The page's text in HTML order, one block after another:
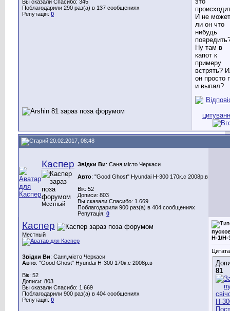
Вы сказали Спасибо: 345
Поблагодарили 290 раз(а) в 137 сообщениях
Репутація: 0
И не может
ли он что
нибудь
Ну там в
капот к
примеру
встрять?
он просто
и выпал?
20.02.2017, 08:48
Каспер
Местный
Звідки Ви: Саня,місто Черкаси
Авто: "Good Ghost" Hyundai H-300 170к.с 2008р.в
Вік: 52
Дописи: 803
Вы сказали Спасибо: 1.669
Поблагодарили 900 раз(а) в 404 сообщениях
Репутація: 0
Каспер
Местный
Звідки Ви: Саня,місто Черкаси
Авто: "Good Ghost" Hyundai H-300 170к.с 2008р.в
Вік: 52
Дописи: 803
Вы сказали Спасибо: 1.669
Поблагодарили 900 раз(а) в 404 сообщениях
Репутація: 0
Н-1/Н-
81